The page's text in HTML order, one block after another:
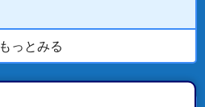
もっとみる